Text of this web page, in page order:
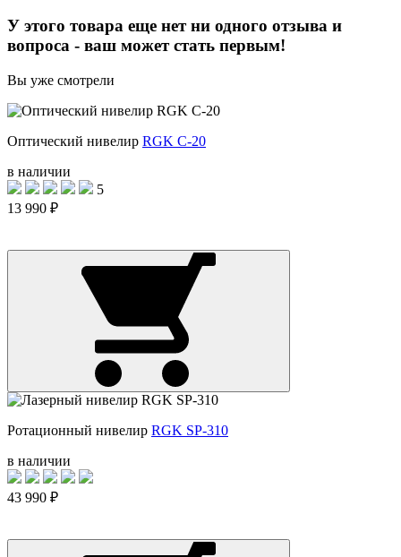
У этого товара еще нет ни одного отзыва и
вопроса - ваш может стать первым!
Вы уже смотрели
Оптический нивелир RGK C-20
в наличии
5
13 990 ₽
Ротационный нивелир RGK SP-310
в наличии
43 990 ₽